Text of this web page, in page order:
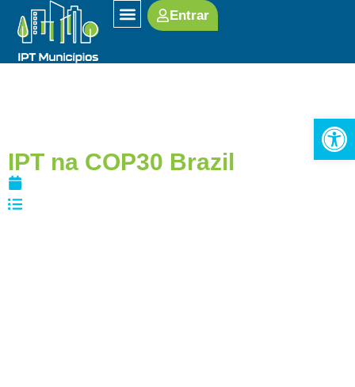
Entrar
IPT na COP30 Brazil